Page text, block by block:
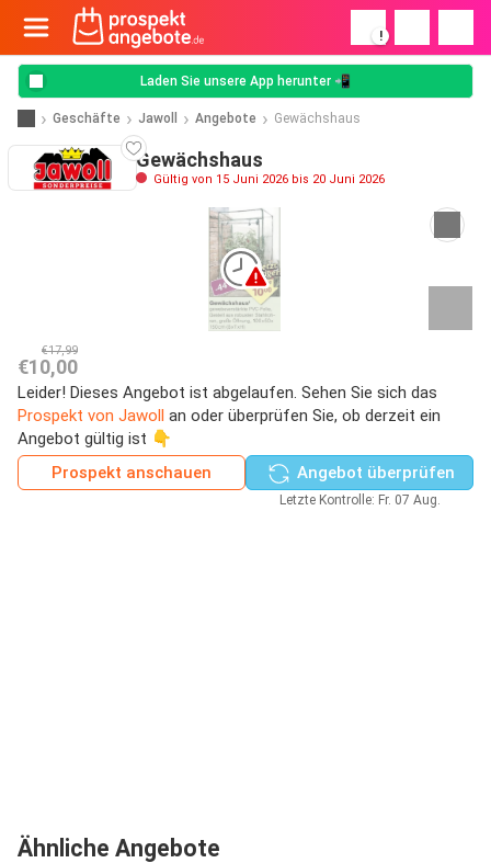
!
Laden Sie unsere App herunter 📲
Geschäfte Jawoll Angebote Gewächshaus
Gewächshaus
Gültig von 15 Juni 2026 bis 20 Juni 2026
€17,99
€10,00
Leider! Dieses Angebot ist abgelaufen. Sehen Sie sich das
Prospekt von Jawoll an oder überprüfen Sie, ob derzeit ein
Angebot gültig ist 👇
Prospekt anschauen
Angebot überprüfen
Letzte Kontrolle: Fr. 07 Aug.
Ähnliche Angebote